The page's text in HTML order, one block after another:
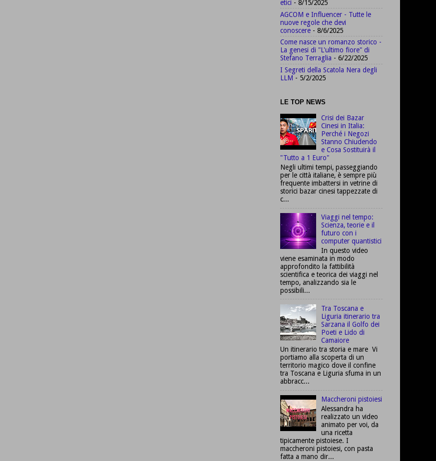
etici - 8/15/2025
AGCOM e Influencer - Tutte le
nuove regole che devi
conoscere - 8/6/2025
Come nasce un romanzo storico -
La genesi di "L'ultimo fiore" di
Stefano Terraglia - 6/22/2025
I Segreti della Scatola Nera degli
LLM - 5/2/2025
LE TOP NEWS
Crisi dei Bazar
Cinesi in Italia:
Perché i Negozi
Stanno Chiudendo
e Cosa Sostituirà il
"Tutto a 1 Euro"
Negli ultimi tempi, passeggiando
per le città italiane, è sempre più
frequente imbattersi in vetrine di
storici bazar cinesi tappezzate di
c...
Viaggi nel tempo:
Scienza, teorie e il
futuro con i
computer quantistici
In questo video
viene esaminata in modo
approfondito la fattibilità
scientifica e teorica dei viaggi nel
tempo, analizzando sia le
possibili...
Tra Toscana e
Liguria itinerario tra
Sarzana il Golfo dei
Poeti e Lido di
Camaiore
Un itinerario tra storia e mare Vi
portiamo alla scoperta di un
territorio magico dove il confine
tra Toscana e Liguria sfuma in un
abbracc...
Maccheroni pistoiesi
Alessandra ha
realizzato un video
animato per voi, da
una ricetta
tipicamente pistoiese. I
maccheroni pistoiesi, con pasta
fatta a mano dir...